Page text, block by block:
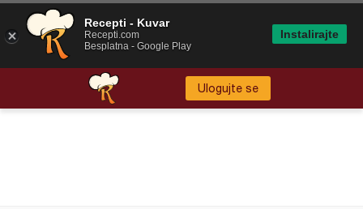
Ulogujte se
Recepti - Kuvar
Recepti.com
Besplatna - Google Play
Instalirajte